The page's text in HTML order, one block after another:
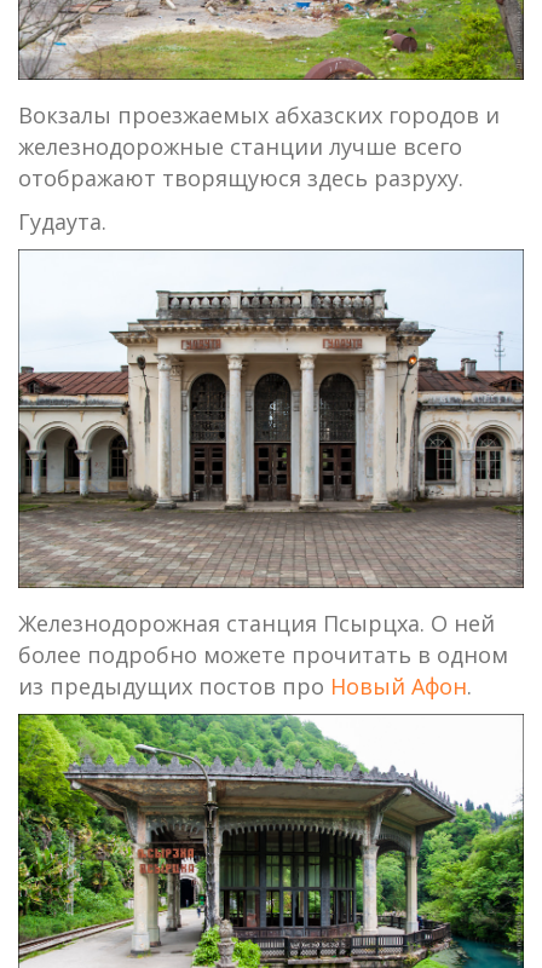
Вокзалы проезжаемых абхазских городов и
железнодорожные станции лучше всего
отображают творящуюся здесь разруху.
Гудаута.
Железнодорожная станция Псырцха. О ней
более подробно можете прочитать в одном
из предыдущих постов про Новый Афон.